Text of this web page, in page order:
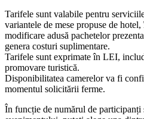
Tarifele sunt valabile pentru
variantele de mese propuse de
modificare adusă pachetelor
genera costuri suplimentare.
Tarifele sunt exprimate în LEI,
promovare turistică.
Disponibilitatea camerelor va fi
momentul solicitării ferme.
În funcție de numărul de participanți